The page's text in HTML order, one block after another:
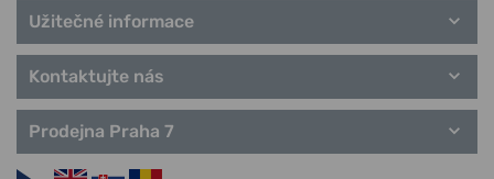
Užitečné informace
Kontaktujte nás
Prodejna Praha 7